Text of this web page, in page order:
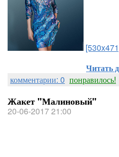
Читать
комментарии: 0 понравилось!
Жакет "Малиновый"
20-06-2017 21:00